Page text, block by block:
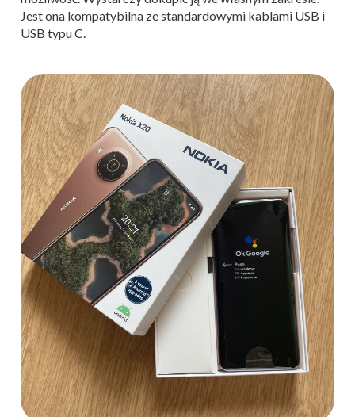
Jest ona kompatybilna ze standardowymi kablami USB i
USB typu C.